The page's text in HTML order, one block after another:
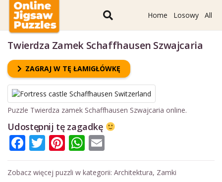
Home Losowy All
Twierdza Zamek Schaffhausen Szwajcaria
ZAGRAJ W TĘ ŁAMIGŁÓWKĘ
Puzzle Twierdza zamek Schaffhausen Szwajcaria online.
Udostępnij tę zagadkę
Facebook
Twitter
Pinterest
WhatsApp
Zobacz więcej puzzli w kategorii:Architektura, Zamki